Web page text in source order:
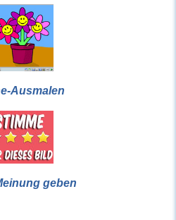
Ausmalen
geben